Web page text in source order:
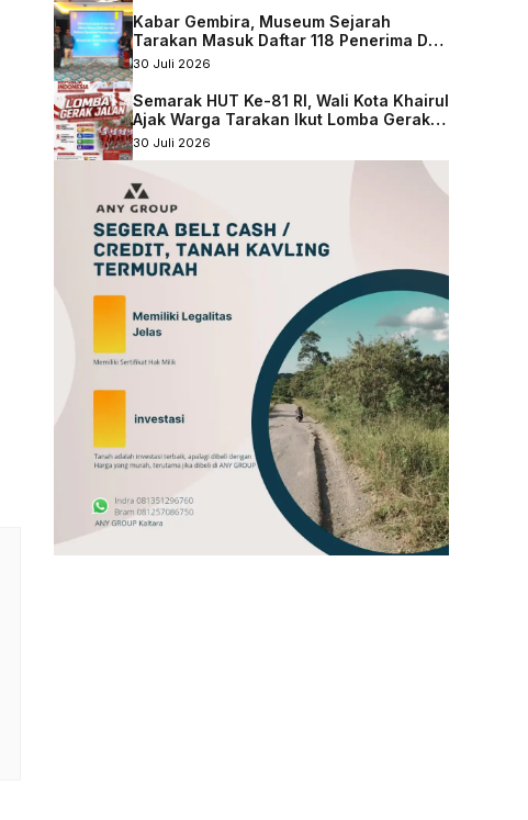
Kabar Gembira, Museum Sejarah
Tarakan Masuk Daftar 118 Penerima DAK
Nonfisik 2027
30 Juli 2026
Semarak HUT Ke-81 RI, Wali Kota Khairul
Ajak Warga Tarakan Ikut Lomba Gerak
Jalan
30 Juli 2026